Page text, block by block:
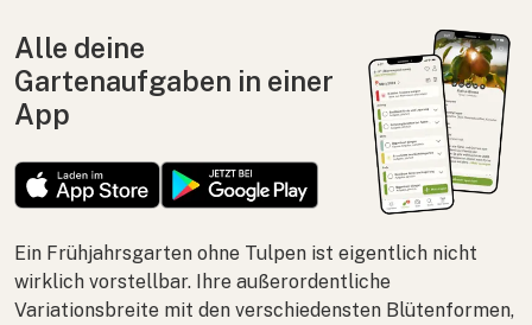
Alle deine
Gartenaufgaben in einer
App
Ein Frühjahrsgarten ohne Tulpen ist eigentlich nicht
wirklich vorstellbar. Ihre außerordentliche
Variationsbreite mit den verschiedensten Blütenformen,